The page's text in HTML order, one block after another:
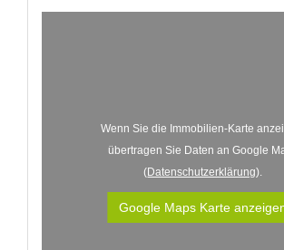
Wenn Sie die Immobilien-Karte
übertragen Sie Daten an Google
(Datenschutzerklärung).
Google Maps Karte